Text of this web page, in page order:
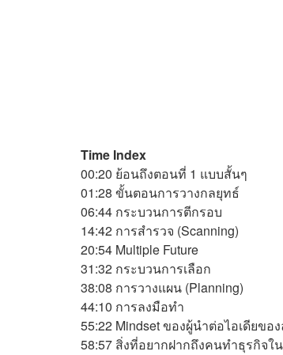
Time Index
00:20 ย้อนถึงตอนที่ 1 แบบสั้นๆ
01:28 ขั้นตอนการวางกลยุทธ์
06:44 กระบวนการตีกรอบ
14:42 การสำรวจ (Scanning)
20:54 Multiple Future
31:32 กระบวนการเลือก
38:08 การวางแผน (Planning)
44:10 การลงมือทำ
55:22 Mindset ของผู้นำต่อไอเดียขอ
58:57 สิ่งที่อยากฝากถึงคนทำธุรกิจใ